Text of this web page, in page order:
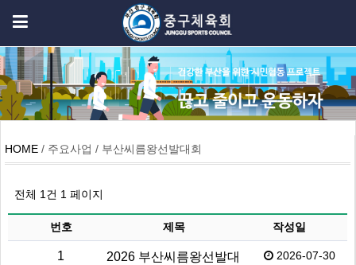
HOME / 주요사업 / 부산씨름왕선발대회
전체 1건 1 페이지
번호 제목 작성일
1
2026 부산씨름왕선발대
2026-07-30